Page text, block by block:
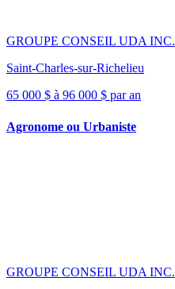
GROUPE CONSEIL UDA INC.
Saint-Charles-sur-Richelieu
65 000 $ à 96 000 $ par an
Agronome ou Urbaniste
GROUPE CONSEIL UDA INC.